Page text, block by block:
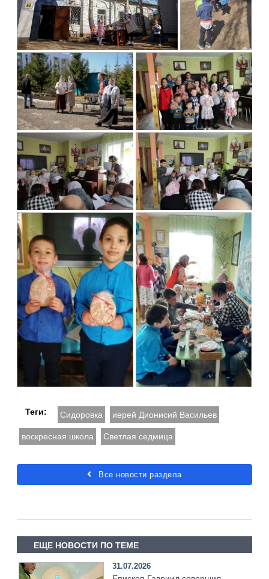
Теги: Сидоровка иерей Дионисий Васильев
воскресная школа Светлая седмица
Все новости раздела
ЕЩЕ НОВОСТИ ПО ТЕМЕ
31.07.2026